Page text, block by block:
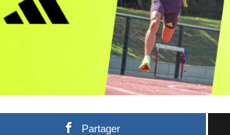
Partager